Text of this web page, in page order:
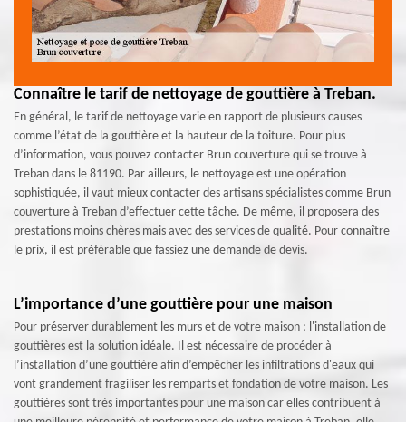
Connaître le tarif de nettoyage de gouttière à Treban.
En général, le tarif de nettoyage varie en rapport de plusieurs causes
comme l’état de la gouttière et la hauteur de la toiture. Pour plus
d’information, vous pouvez contacter Brun couverture qui se trouve à
Treban dans le 81190. Par ailleurs, le nettoyage est une opération
sophistiquée, il vaut mieux contacter des artisans spécialistes comme Brun
couverture à Treban d’effectuer cette tâche. De même, il proposera des
prestations moins chères mais avec des services de qualité. Pour connaître
le prix, il est préférable que fassiez une demande de devis.
L’importance d’une gouttière pour une maison
Pour préserver durablement les murs et de votre maison ; l'installation de
gouttières est la solution idéale. Il est nécessaire de procéder à
l’installation d’une gouttière afin d’empêcher les infiltrations d'eaux qui
vont grandement fragiliser les remparts et fondation de votre maison. Les
gouttières sont très importantes pour une maison car elles contribuent à